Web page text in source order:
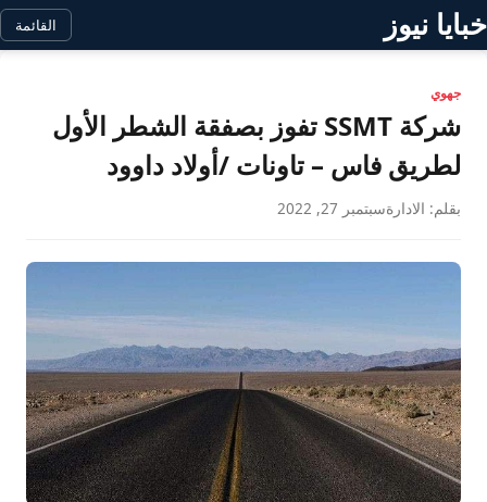
خبايا نيوز القائمة
جهوي
شركة SSMT تفوز بصفقة الشطر الأول
لطريق فاس – تاونات /أولاد داوود
بقلم: الادارةسبتمبر 27, 2022